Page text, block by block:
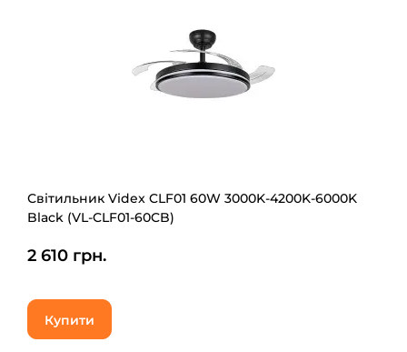
Світильник Videx CLF01 60W 3000K-4200K-6000K
Black (VL-CLF01-60CB)
2 610 грн.
Купити